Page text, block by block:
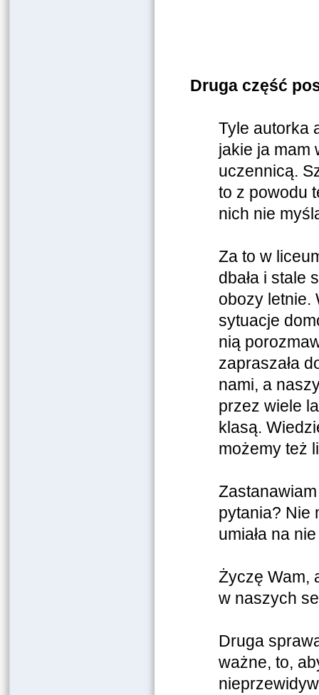
Druga część
Tyle autorka
jakie ja mam
uczennicą.
to z powodu
nich nie
Za to w
dbała i stale
obozy letnie.
sytuacje
nią
zapraszała
nami, a
przez wiele
klasą.
możemy też
pytania? Nie
umiała na
Życzę Wam,
w naszych
Druga
ważne, to,